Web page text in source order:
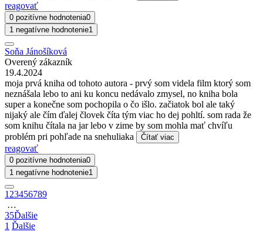
reagovať
0 pozitívne hodnotenia0
1 negatívne hodnotenie1
Soňa Jánošíková
Overený zákazník
19.4.2024
moja prvá kniha od tohoto autora - prvý som videla film ktorý som
neznášala lebo to ani ku koncu nedávalo zmysel, no kniha bola
super a konečne som pochopila o čo išlo. začiatok bol ale taký
nijaký ale čím ďalej človek číta tým viac ho dej pohltí. som rada že
som knihu čítala na jar lebo v zime by som mohla mať chvíľu
problém pri pohľade na snehuliaka
Čítať viac
reagovať
0 pozitívne hodnotenia0
1 negatívne hodnotenie1
1 23456789
…
35Ďalšie
1 Ďalšie